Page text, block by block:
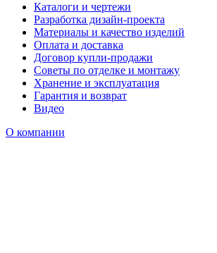
Каталоги и чертежи
Разработка дизайн-проекта
Материалы и качество изделий
Оплата и доставка
Договор купли-продажи
Советы по отделке и монтажу
Хранение и эксплуатация
Гарантия и возврат
Видео
О компании